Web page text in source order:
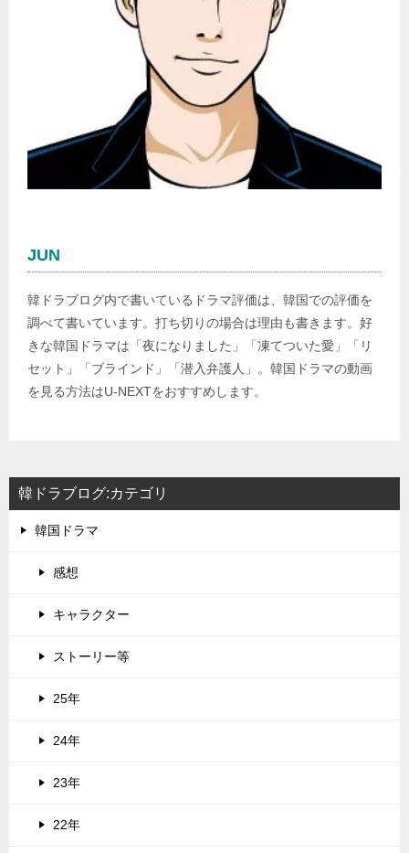
JUN
韓ドラブログ内で書いているドラマ評価は、韓国での評価を
調べて書いています。打ち切りの場合は理由も書きます。好
きな韓国ドラマは「夜になりました」「凍てついた愛」「リ
セット」「ブラインド」「潜入弁護人」。韓国ドラマの動画
を見る方法はU-NEXTをおすすめします。
韓ドラブログ:カテゴリ
韓国ドラマ
感想
キャラクター
ストーリー等
25年
24年
23年
22年